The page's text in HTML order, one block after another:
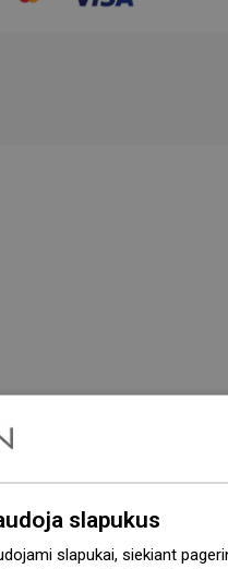
slapukus
slapukai, siekiant